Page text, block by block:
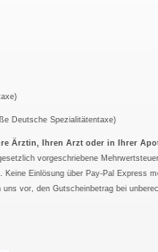
Deutsche Spezialitätentaxe)
Ärztin, Ihren Arzt oder in Ihrer
vorgeschriebene
Einlösung über Pay-Pal Express
vor, den Gutscheinbetrag bei